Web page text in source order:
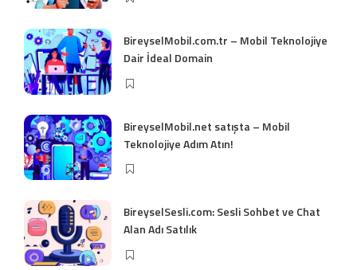
BireyselMobil.com.tr – Mobil Teknolojiye
Dair İdeal Domain
BireyselMobil.net satışta – Mobil
Teknolojiye Adım Atın!
BireyselSesli.com: Sesli Sohbet ve Chat
Alan Adı Satılık